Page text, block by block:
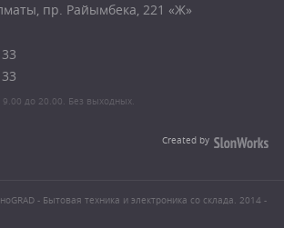
пр. Райымбека, 221 «Ж»
до 20.00. Без выходных.
Created by
- Бытовая техника и электроника со склада. 2014 -